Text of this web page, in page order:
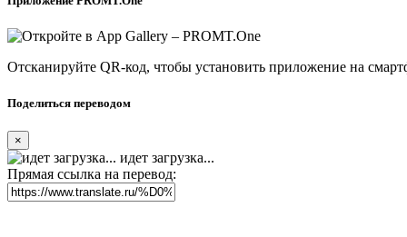
Отсканируйте QR-код, чтобы установить приложение на
Поделиться переводом
×
идет загрузка...
Прямая ссылка на перевод: